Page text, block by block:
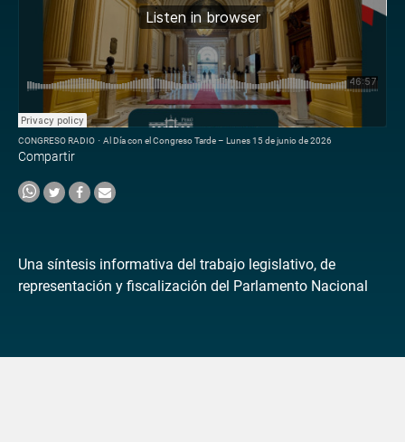
CONGRESO RADIO · Al Día con el Congreso Tarde – Lunes 15 de junio de 2026
Compartir
Una síntesis informativa del trabajo legislativo, de
representación y fiscalización del Parlamento Nacional